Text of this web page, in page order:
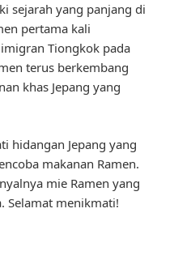
sejarah yang panjang di
pertama kali
Tiongkok pada
terus berkembang
khas Jepang yang
hidangan Jepang yang
makanan Ramen.
mie Ramen yang
Selamat menikmati!